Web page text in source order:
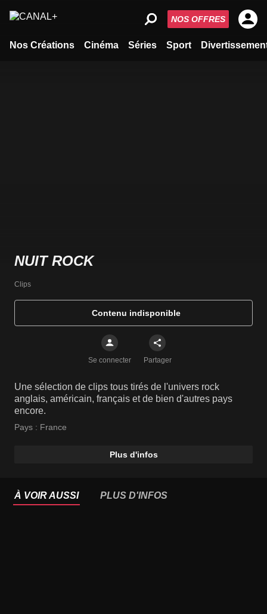
Nos Créations Cinéma Séries Sport
NOS OFFRES
NUIT ROCK
Clips
Contenu indisponible
Se connecter Partager
Une sélection de clips tous tirés de l'univers rock
anglais, américain, français et de bien d'autres pays
encore.
Pays : France
Plus d'infos
À VOIR AUSSI PLUS D'INFOS